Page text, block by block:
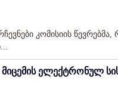
კომისიის
ელექტრონულ